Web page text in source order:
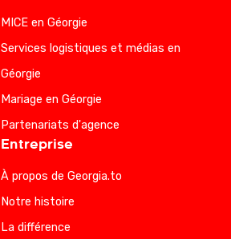
MICE en Géorgie
Services logistiques et médias en
Géorgie
Mariage en Géorgie
Partenariats d'agence
Entreprise
À propos de Georgia.to
Notre histoire
La différence